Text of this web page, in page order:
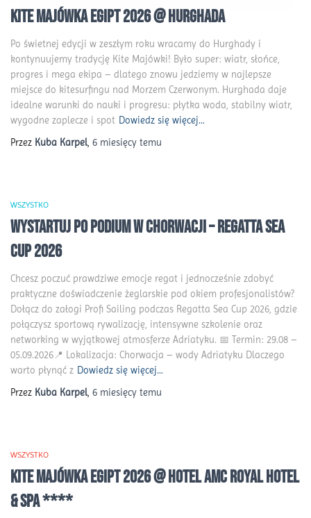
KITE MAJÓWKA EGIPT 2026 @ HURGHADA
Po świetnej edycji w zeszłym roku wracamy do Hurghady i
kontynuujemy tradycję Kite Majówki! Było super: wiatr, słońce,
progres i mega ekipa – dlatego znowu jedziemy w najlepsze
miejsce do kitesurfingu nad Morzem Czerwonym. Hurghada daje
idealne warunki do nauki i progresu: płytka woda, stabilny wiatr,
wygodne zaplecze i spot Dowiedz się więcej…
Przez Kuba Karpel, 6 miesięcy temu
WSZYSTKO
Wystartuj po podium w Chorwacji – Regatta Sea
Cup 2026
Chcesz poczuć prawdziwe emocje regat i jednocześnie zdobyć
praktyczne doświadczenie żeglarskie pod okiem profesjonalistów?
Dołącz do załogi Profi Sailing podczas Regatta Sea Cup 2026, gdzie
połączysz sportową rywalizację, intensywne szkolenie oraz
networking w wyjątkowej atmosferze Adriatyku. 📅 Termin: 29.08 –
05.09.2026📍 Lokalizacja: Chorwacja – wody Adriatyku Dlaczego
warto płynąć z Dowiedz się więcej…
Przez Kuba Karpel, 6 miesięcy temu
WSZYSTKO
KITE MAJÓWKA EGIPT 2026 @ HOTEL AMC ROYAL HOTEL
& SPA ****